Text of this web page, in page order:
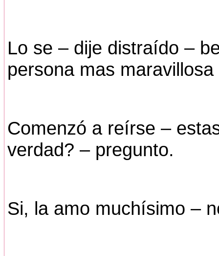
Lo se – dije distraído –
persona mas
Comenzó a reírse –
verdad? – pregunto.
Si, la amo muchísimo –